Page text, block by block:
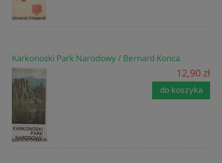
Karkonoski Park Narodowy / Bernard Konca
12,90 zł
do koszyka